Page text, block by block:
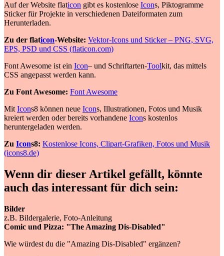
Auf der Website flaticon gibt es kostenlose Icons, Piktogramme
Sticker für Projekte in verschiedenen Dateiformaten zum
Herunterladen.
Zu der flaticon-Website: Vektor-Icons und Sticker – PNG, SVG,
EPS, PSD und CSS (flaticon.com)
Font Awesome ist ein Icon– und Schriftarten-Toolkit, das mittels
CSS angepasst werden kann.
Zu Font Awesome: Font Awesome
Mit Icons8 können neue Icons, Illustrationen, Fotos und Musik
kreiert werden oder bereits vorhandene Icons kostenlos
heruntergeladen werden.
Zu Icons8: Kostenlose Icons, Clipart-Grafiken, Fotos und Musik
(icons8.de)
Wenn dir dieser Artikel gefällt, könnte
auch das interessant für dich sein:
Bilder
z.B. Bildergalerie, Foto-Anleitung
Comic und Pizza: "The Amazing Dis-Disabled"
Wie würdest du die "Amazing Dis-Disabled" ergänzen?